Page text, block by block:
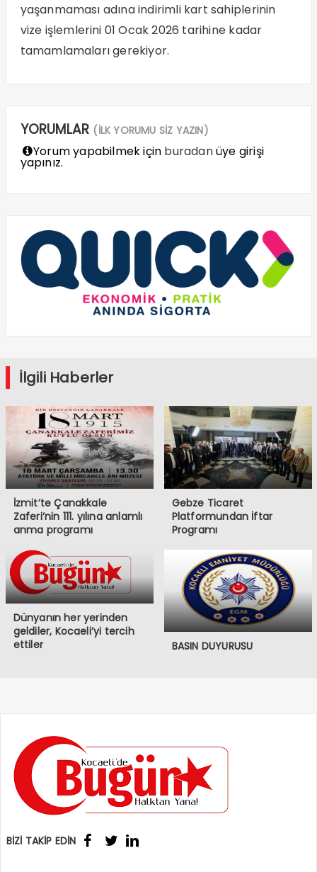
yaşanmaması adına indirimli kart sahiplerinin
vize işlemlerini 01 Ocak 2026 tarihine kadar
tamamlamaları gerekiyor.
YORUMLAR (İLK YORUMU SİZ YAZIN)
Yorum yapabilmek için buradanüye girişi
yapınız.
İlgili Haberler
İzmit’te Çanakkale
Zaferi’nin 111. yılına anlamlı
anma programı
Gebze Ticaret
Platformundan İftar
Programı
Dünyanın her yerinden
geldiler, Kocaeli’yi tercih
ettiler
BASIN DUYURUSU
BİZİ TAKİP EDİN